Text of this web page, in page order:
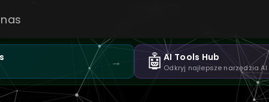
→ 🤖AI Tools Hub
Odkryj najlepsze narzędzia AI